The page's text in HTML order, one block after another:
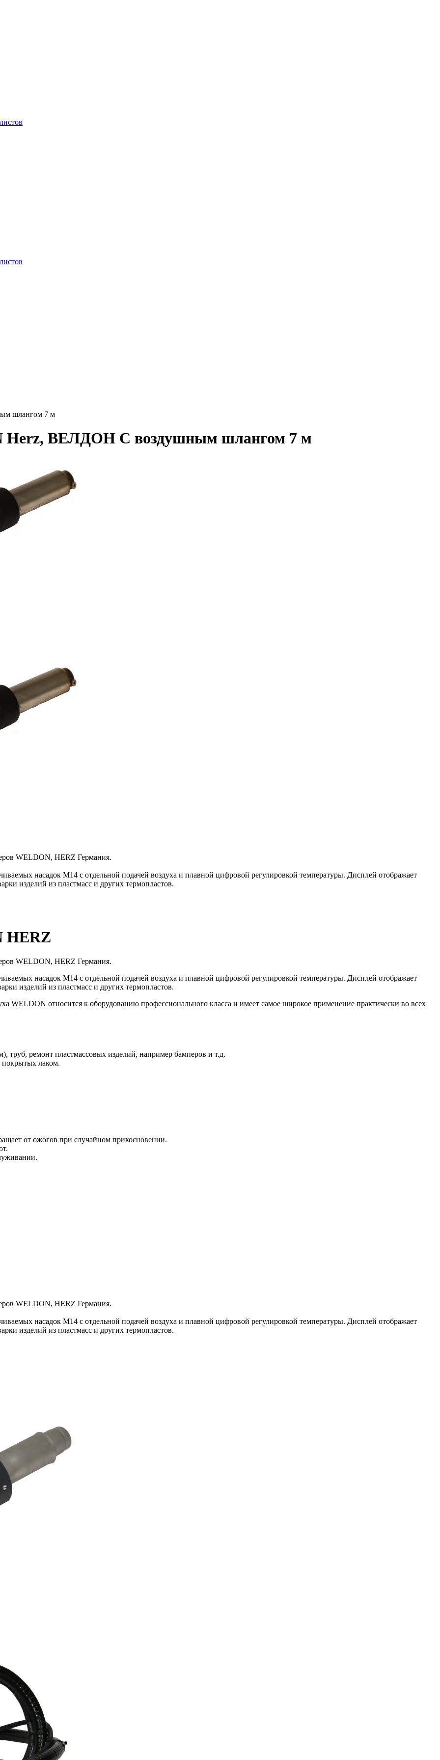
шлангом 7 м
Herz, ВЕЛДОН С воздушным шлангом 7 м
WELDON, HERZ Германия.
насадок М14 с отдельной подачей воздуха и плавной цифровой регулировкой температуры. Дисплей отображает
изделий из пластмасс и других термопластов.
HERZ
WELDON, HERZ Германия.
насадок М14 с отдельной подачей воздуха и плавной цифровой регулировкой температуры. Дисплей отображает
изделий из пластмасс и других термопластов.
WELDON относится к оборудованию профессионального класса и имеет самое широкое применение практически во всех
труб, ремонт пластмассовых изделий, например бамперов и т.д.
лаком.
от ожогов при случайном прикосновении.
WELDON, HERZ Германия.
насадок М14 с отдельной подачей воздуха и плавной цифровой регулировкой температуры. Дисплей отображает
изделий из пластмасс и других термопластов.